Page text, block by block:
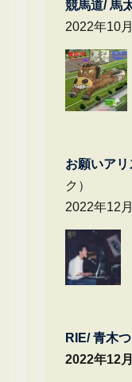
競馬道/ 馬
2022年10
お願いア
ク）
2022年12
RIE/ 青木
2022年12